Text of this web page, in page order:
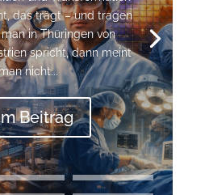
das trägt – und tragen
in Thüringen von
spricht, dann meint
nicht...
Beitrag